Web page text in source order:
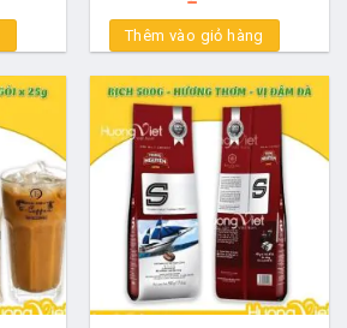
Thêm vào giỏ hàng